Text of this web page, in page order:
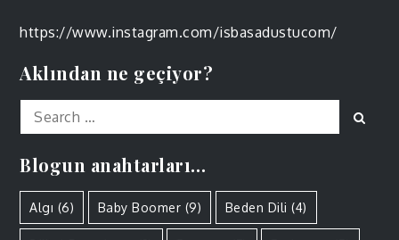
https://www.instagram.com/isbasadustucom/
Aklından ne geçiyor?
Search
for:
Blogun anahtarları…
Algı (6) Baby Boomer (9) Beden Dili (4)